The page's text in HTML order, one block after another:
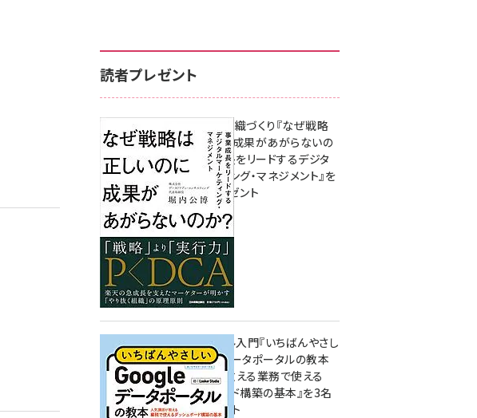
読者プレゼント
成果を生む組織づくり『なぜ戦略
は正しいのに成果があがらないの
か？ 事業成長をリードするデジタ
ルマーケティング・マネジメント』を
3名様にプレゼント
10:00
無料BIツール入門『いちばんやさし
いGoogleデータポータルの教本
人気講師が教える業務で使える
ダッシュボード構築の基本』を3名
様にプレゼント